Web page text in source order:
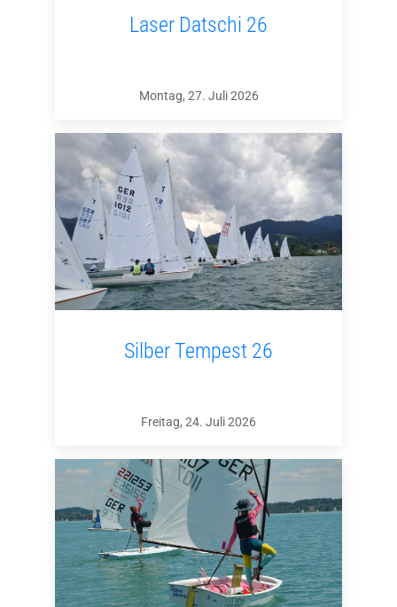
Laser Datschi 26
Montag, 27. Juli 2026
Silber Tempest 26
Freitag, 24. Juli 2026